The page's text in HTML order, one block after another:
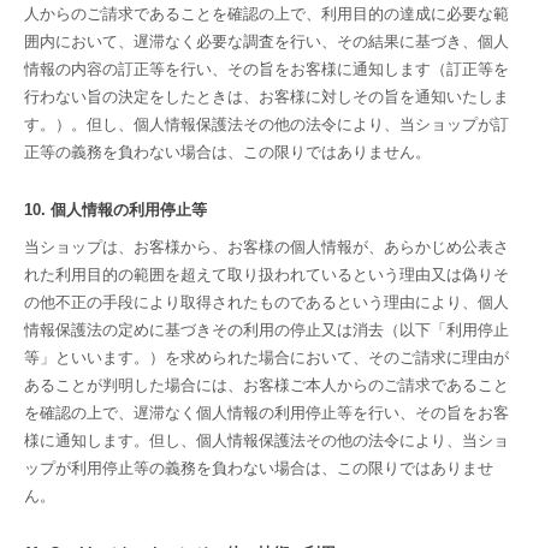
人からのご請求であることを確認の上で、利用目的の達成に必要な範
囲内において、遅滞なく必要な調査を行い、その結果に基づき、個人
情報の内容の訂正等を行い、その旨をお客様に通知します（訂正等を
行わない旨の決定をしたときは、お客様に対しその旨を通知いたしま
す。）。但し、個人情報保護法その他の法令により、当ショップが訂
正等の義務を負わない場合は、この限りではありません。
10. 個人情報の利用停止等
当ショップは、お客様から、お客様の個人情報が、あらかじめ公表さ
れた利用目的の範囲を超えて取り扱われているという理由又は偽りそ
の他不正の手段により取得されたものであるという理由により、個人
情報保護法の定めに基づきその利用の停止又は消去（以下「利用停止
等」といいます。）を求められた場合において、そのご請求に理由が
あることが判明した場合には、お客様ご本人からのご請求であること
を確認の上で、遅滞なく個人情報の利用停止等を行い、その旨をお客
様に通知します。但し、個人情報保護法その他の法令により、当ショ
ップが利用停止等の義務を負わない場合は、この限りではありませ
ん。